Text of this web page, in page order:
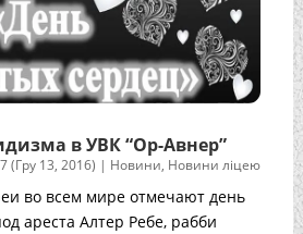
в УВК “Ор-Авнер”
(Гру 13, 2016) | Новини, Новини ліцею
во всем мире отмечают день
ареста Алтер Ребе, рабби